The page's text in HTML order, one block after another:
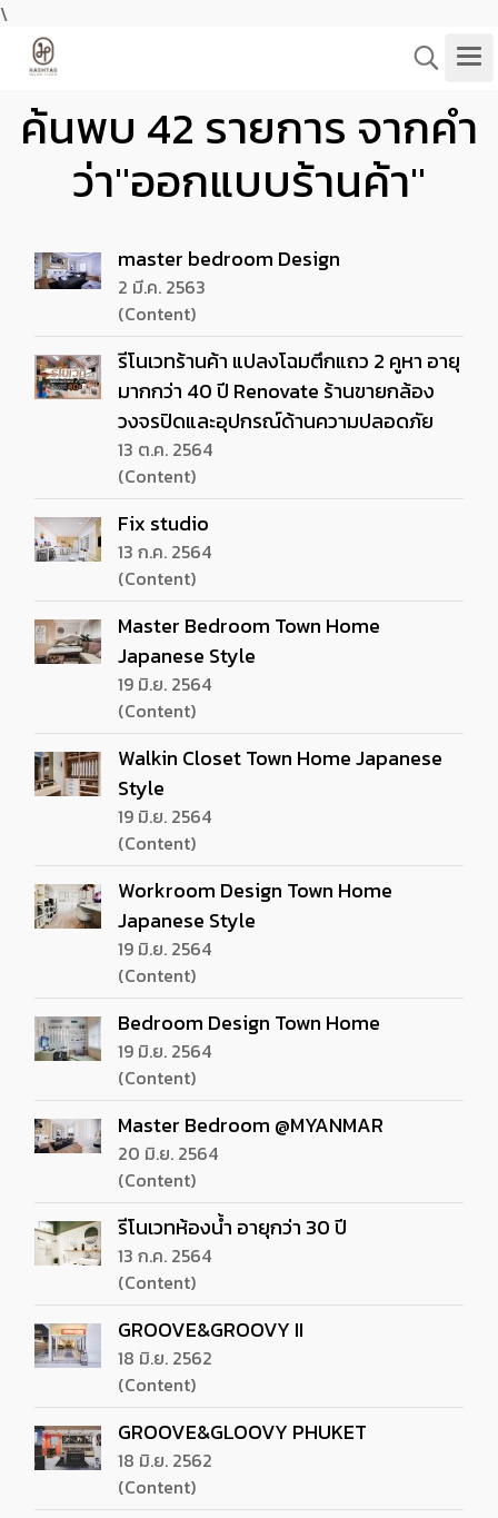
\
ค้นพบ 42 รายการ จากคำ
ว่า"ออกแบบร้านค้า"
master bedroom Design
2 มี.ค. 2563
(Content)
รีโนเวทร้านค้า แปลงโฉมตึกแถว 2 คูหา อายุ
มากกว่า 40 ปี Renovate ร้านขายกล้อง
วงจรปิดและอุปกรณ์ด้านความปลอดภัย
13 ต.ค. 2564
(Content)
Fix studio
13 ก.ค. 2564
(Content)
Master Bedroom Town Home
Japanese Style
19 มิ.ย. 2564
(Content)
Walkin Closet Town Home Japanese
Style
19 มิ.ย. 2564
(Content)
Workroom Design Town Home
Japanese Style
19 มิ.ย. 2564
(Content)
Bedroom Design Town Home
19 มิ.ย. 2564
(Content)
Master Bedroom @MYANMAR
20 มิ.ย. 2564
(Content)
รีโนเวทห้องน้ำ อายุกว่า 30 ปี
13 ก.ค. 2564
(Content)
GROOVE&GROOVY II
18 มิ.ย. 2562
(Content)
GROOVE&GLOOVY PHUKET
18 มิ.ย. 2562
(Content)